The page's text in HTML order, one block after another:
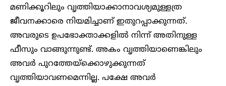
മണിക്കൂറിലും വൃത്തിയാക്കാനാവശ്യമുള്ളത്ര
ജീവനക്കാരെ നിയമിച്ചാണ് ഇതുറപ്പാക്കുന്നത്.
അവരുടെ ഉപഭോക്താക്കളിൽ നിന്ന് അതിനുള്ള
ഫീസും വാങ്ങുന്നുണ്ട്. അകം വൃത്തിയാണെങ്കിലും
അവർ പുറത്തേയ്ക്കൊഴുക്കുന്നത്
വൃത്തിയാവണമെന്നില്ല. പക്ഷേ അവർ